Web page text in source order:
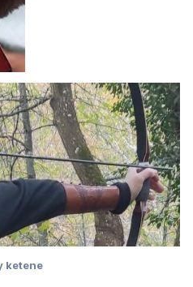
ketene